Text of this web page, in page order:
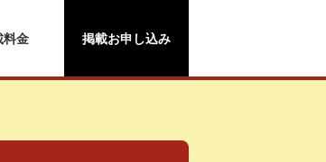
料金 掲載お申し込み